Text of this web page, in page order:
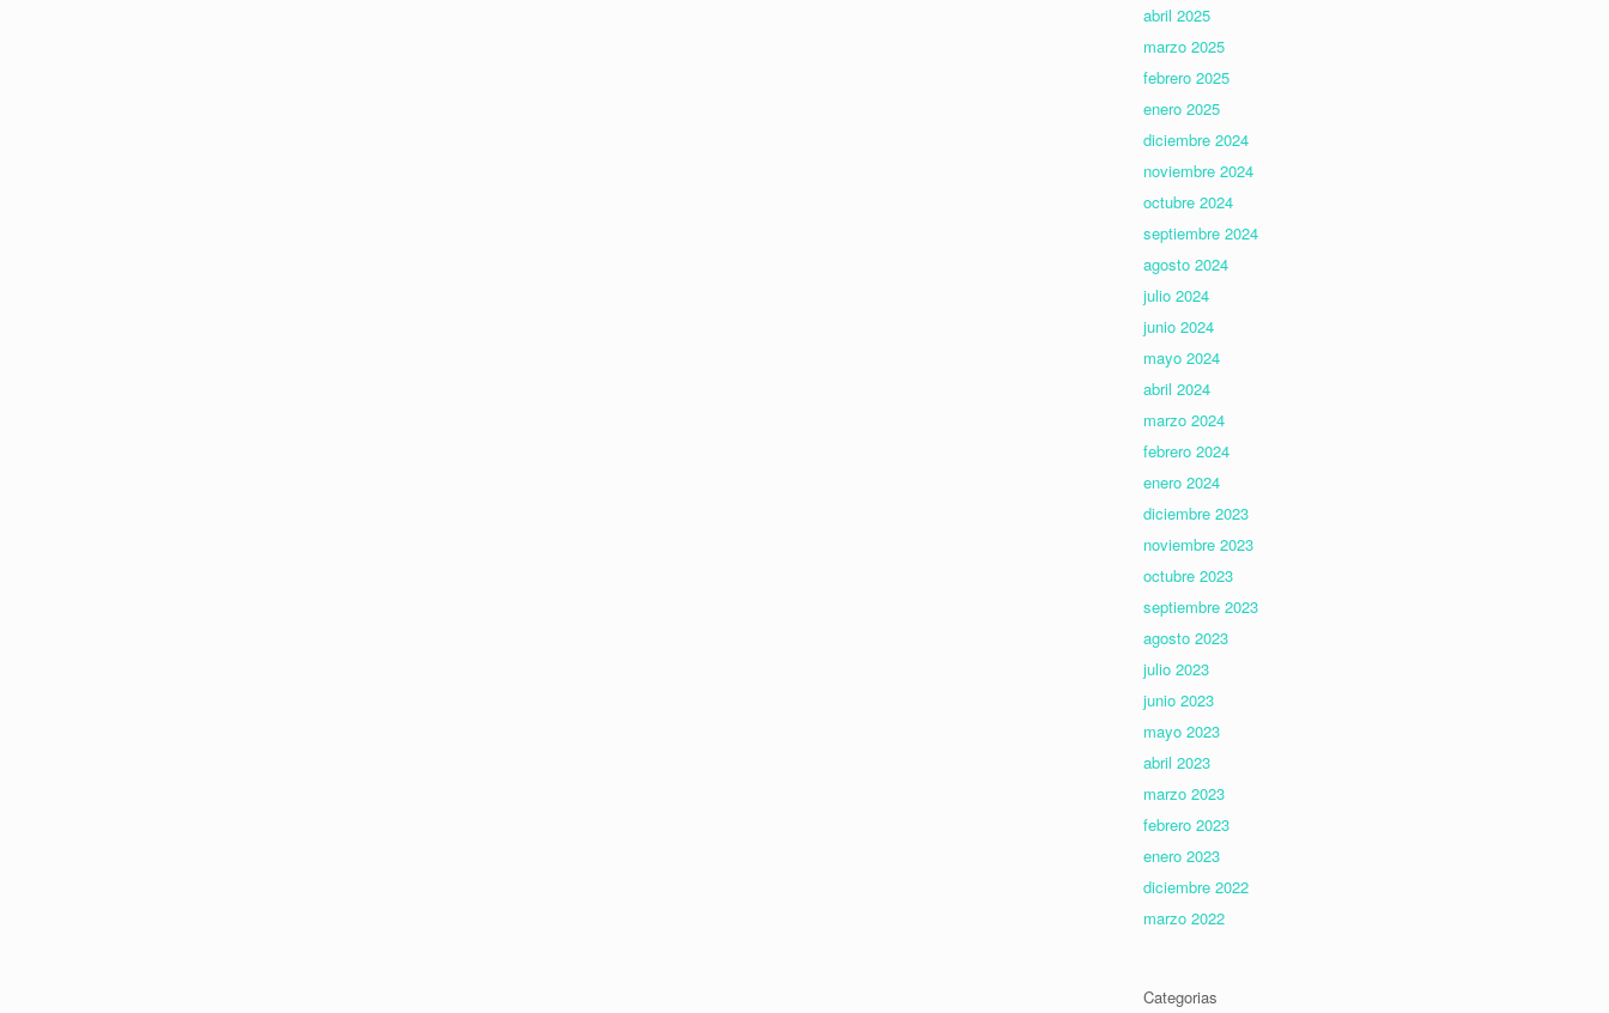
abril 2025
marzo 2025
febrero 2025
enero 2025
diciembre 2024
noviembre 2024
octubre 2024
septiembre 2024
agosto 2024
julio 2024
junio 2024
mayo 2024
abril 2024
marzo 2024
febrero 2024
enero 2024
diciembre 2023
noviembre 2023
octubre 2023
septiembre 2023
agosto 2023
julio 2023
junio 2023
mayo 2023
abril 2023
marzo 2023
febrero 2023
enero 2023
diciembre 2022
marzo 2022
Categorias